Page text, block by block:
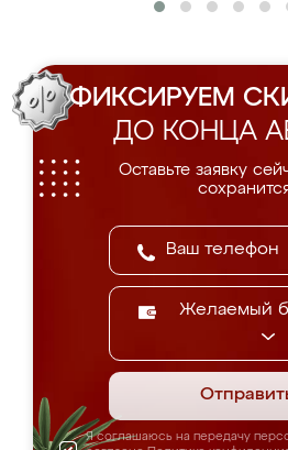
ФИКСИРУЕМ
ДО КОНЦА
Оставьте заявку
Желаемый
Я соглашаюсь на передачу